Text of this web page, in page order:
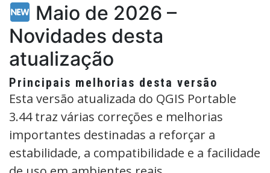
Maio de 2026 –
Novidades desta
atualização
Principais melhorias desta versão
Esta versão atualizada do QGIS Portable
3.44 traz várias correções e melhorias
importantes destinadas a reforçar a
estabilidade, a compatibilidade e a facilidade